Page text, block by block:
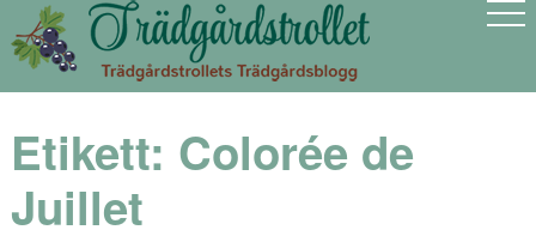
Etikett: Colorée de
Juillet